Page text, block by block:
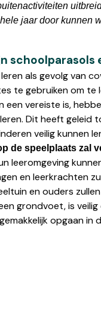
jaar door kunnen
schoolparasols
als gevolg van
te gebruiken om te
een vereiste is,
Dit heeft
veilig kunnen
de speelplaats zal
leeromgeving
en leerkrachten
en ouders
grondvoet, is
opgaan in